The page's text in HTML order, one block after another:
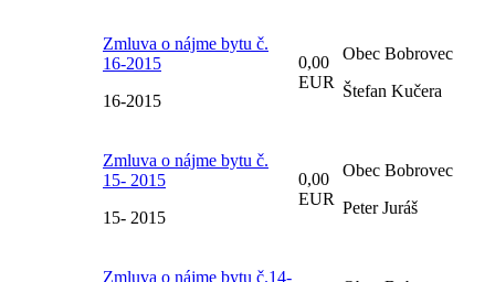
Zmluva o nájme bytu č.
16-2015
16-2015
0,00
EUR
Obec Bobrovec
Štefan Kučera
Zmluva o nájme bytu č.
15- 2015
15- 2015
0,00
EUR
Obec Bobrovec
Peter Juráš
Zmluva o nájme bytu č.14-